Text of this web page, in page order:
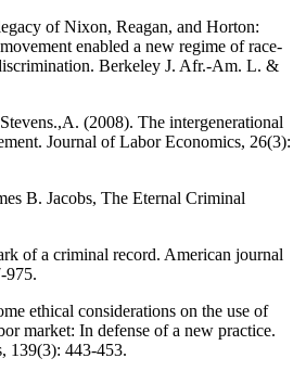
of Nixon, Reagan, and Horton:
enabled a new regime of race-
Berkeley J. Afr.-Am. L. &
(2008). The intergenerational
Journal of Labor Economics, 26(3):
B. Jacobs, The Eternal Criminal
of a criminal record. American journal
975.
ethical considerations on the use of
market: In defense of a new practice.
139(3): 443-453.